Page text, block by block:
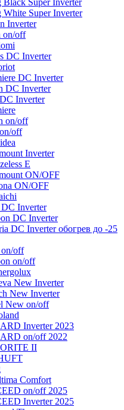
Black Super Inverter
White Super Inverter
Inverter
on/off
DC Inverter
DC Inverter
DC Inverter
Inverter
on/off
off
Inverter
E
ON/OFF
ON/OFF
Inverter
DC Inverter
DC Inverter обогрев до -25
off
on/off
New Inverter
New Inverter
New on/off
Inverter 2023
on/off 2022
II
Comfort
on/off 2025
Inverter 2025